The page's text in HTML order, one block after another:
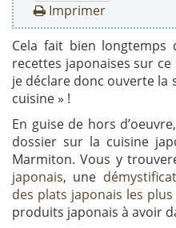
Imprimer
Cela fait bien longtemps
recettes japonaises sur
je déclare donc ouverte la
cuisine » !
En guise de hors
dossier sur la cuisine
Marmiton. Vous y
japonais, une
des plats japonais les
produits japonais à avoir